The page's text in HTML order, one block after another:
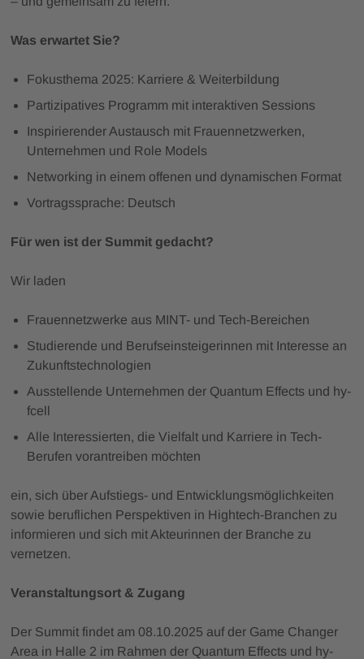
Was erwartet Sie?
Fokusthema 2025: Karriere & Weiterbildung
Partizipatives Programm mit interaktiven Sessions
Inspirierender Austausch mit Frauennetzwerken,
Unternehmen und Role Models
Networking in einem offenen und dynamischen Format
Vortragssprache: Deutsch
Für wen ist der Summit gedacht?
Wir laden
Frauennetzwerke aus MINT- und Tech-Bereichen
Studierende und Berufseinsteigerinnen mit Interesse an
Zukunftstechnologien
Ausstellende Unternehmen der Quantum Effects und hy-
fcell
Alle Interessierten, die Vielfalt und Karriere in Tech-
Berufen vorantreiben möchten
ein, sich über Aufstiegs- und Entwicklungsmöglichkeiten
sowie beruflichen Perspektiven in Hightech-Branchen zu
informieren und sich mit Akteurinnen der Branche zu
vernetzen.
Veranstaltungsort & Zugang
Der Summit findet am 08.10.2025 auf der Game Changer
Area in Halle 2 im Rahmen der Quantum Effects und hy-